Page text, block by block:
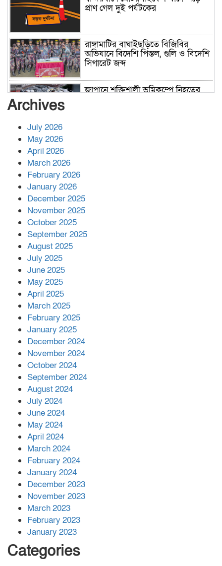
প্রাণ গেল দুই পর্যটকের
রাঙ্গামাটির বাঘাইছড়িতে বিজিবির
অভিযানে বিদেশি পিস্তল, গুলি ও বিদেশি
সিগারেট জব্দ
জাপানে শক্তিশালী ভূমিকম্পে নিহতের
পর ফোন তারেক রহমানের,গ্যাস সঙ্কট
সহায়তা দিলেন সাচিং প্রু জেরী
Archives
July 2026
May 2026
April 2026
March 2026
February 2026
January 2026
December 2025
November 2025
October 2025
September 2025
August 2025
July 2025
June 2025
May 2025
April 2025
March 2025
February 2025
January 2025
December 2024
November 2024
October 2024
September 2024
August 2024
July 2024
June 2024
May 2024
April 2024
March 2024
February 2024
January 2024
December 2023
November 2023
March 2023
February 2023
January 2023
Categories